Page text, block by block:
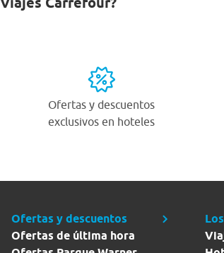
Ofertas y descuentos
exclusivos en hoteles
Ofertas y descuentos
Ofertas de última hora